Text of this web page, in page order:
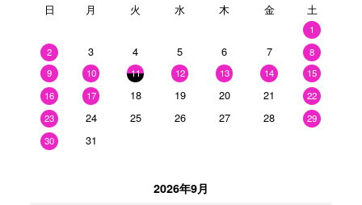
日 月 火 水 木 金 土
1
2
3 4 5 6 7
8
9
10 11 12 13 14
15
16
17 18 19 20 21
22
23
24 25 26 27 28
29
30
31
2026年9月